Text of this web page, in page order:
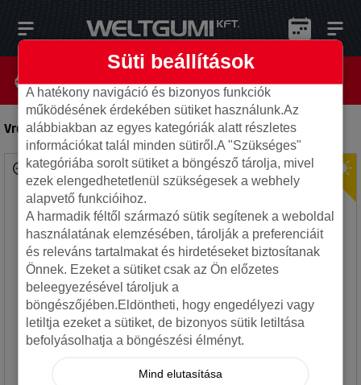
Vredestein 215/60R16 95V Ultrac+-Autó gumi
Süti beállítások
A hatékony navigáció és bizonyos funkciók
működésének érdekében sütiket használunk.Az
alábbiakban az egyes kategóriák alatt részletes
információkat talál minden sütiről.A "Szükséges"
kategóriába sorolt sütiket a böngésző tárolja, mivel
ezek elengedhetetlenül szükségesek a webhely
alapvető funkcióihoz.
A harmadik féltől származó sütik segítenek a weboldal
használatának elemzésében, tárolják a preferenciáit
és releváns tartalmakat és hirdetéseket biztosítanak
Önnek. Ezeket a sütiket csak az Ön előzetes
beleegyezésével tároljuk a
böngészőjében.Eldöntheti, hogy engedélyezi vagy
letiltja ezeket a sütiket, de bizonyos sütik letiltása
befolyásolhatja a böngészési élményt.
Mind elutasítása